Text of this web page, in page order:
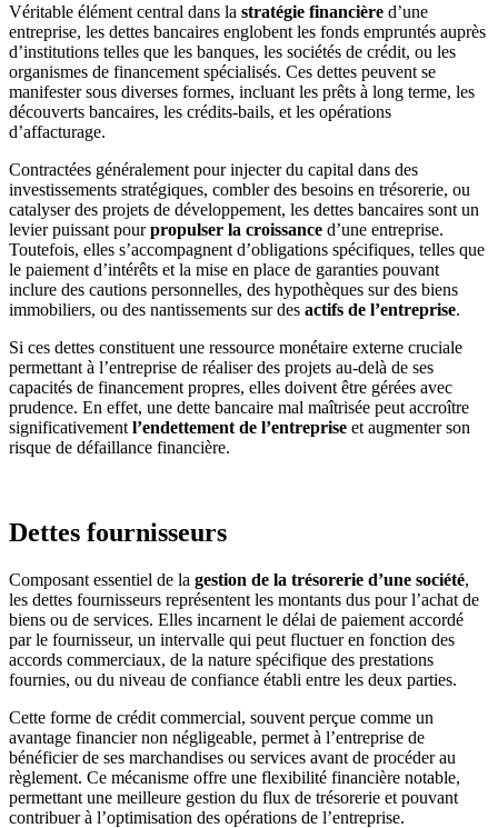
Véritable élément central dans la stratégie financière d’une
entreprise, les dettes bancaires englobent les fonds empruntés auprès
d’institutions telles que les banques, les sociétés de crédit, ou les
organismes de financement spécialisés. Ces dettes peuvent se
manifester sous diverses formes, incluant les prêts à long terme, les
découverts bancaires, les crédits-bails, et les opérations
d’affacturage.
Contractées généralement pour injecter du capital dans des
investissements stratégiques, combler des besoins en trésorerie, ou
catalyser des projets de développement, les dettes bancaires sont un
levier puissant pourpropulser la croissance d’une entreprise.
Toutefois, elles s’accompagnent d’obligations spécifiques, telles que
le paiement d’intérêts et la mise en place de garanties pouvant
inclure des cautions personnelles, des hypothèques sur des biens
immobiliers, ou des nantissements sur des actifs de l’entreprise.
Si ces dettes constituent une ressource monétaire externe cruciale
permettant à l’entreprise de réaliser des projets au-delà de ses
capacités de financement propres, elles doivent être gérées avec
prudence. En effet, une dette bancaire mal maîtrisée peut accroître
significativement l’endettement de l’entreprise et augmenter son
risque de défaillance financière.
Dettes fournisseurs
Composant essentiel de la gestion de la trésorerie d’une société,
les dettes fournisseurs représentent les montants dus pour l’achat de
biens ou de services. Elles incarnent le délai de paiement accordé
par le fournisseur, un intervalle qui peut fluctuer en fonction des
accords commerciaux, de la nature spécifique des prestations
fournies, ou du niveau de confiance établi entre les deux parties.
Cette forme de crédit commercial, souvent perçue comme un
avantage financier non négligeable, permet à l’entreprise de
bénéficier de ses marchandises ou services avant de procéder au
règlement. Ce mécanisme offre une flexibilité financière notable,
permettant une meilleure gestion du flux de trésorerie et pouvant
contribuer à l’optimisation des opérations de l’entreprise.